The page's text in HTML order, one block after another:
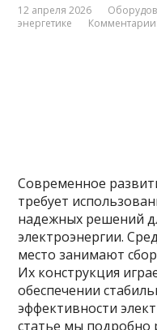
12 апреля 2026
энергетике
Современное
требует
надежных решений
электроэнергии.
место занимают
Их конструкция
обеспечении
эффективности
статье мы подробно